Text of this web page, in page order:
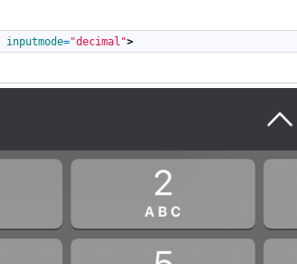
inputmode="decimal">